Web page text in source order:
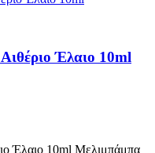
Έλαιο 10ml
Έλαιο 10ml Μελιμπάμπα